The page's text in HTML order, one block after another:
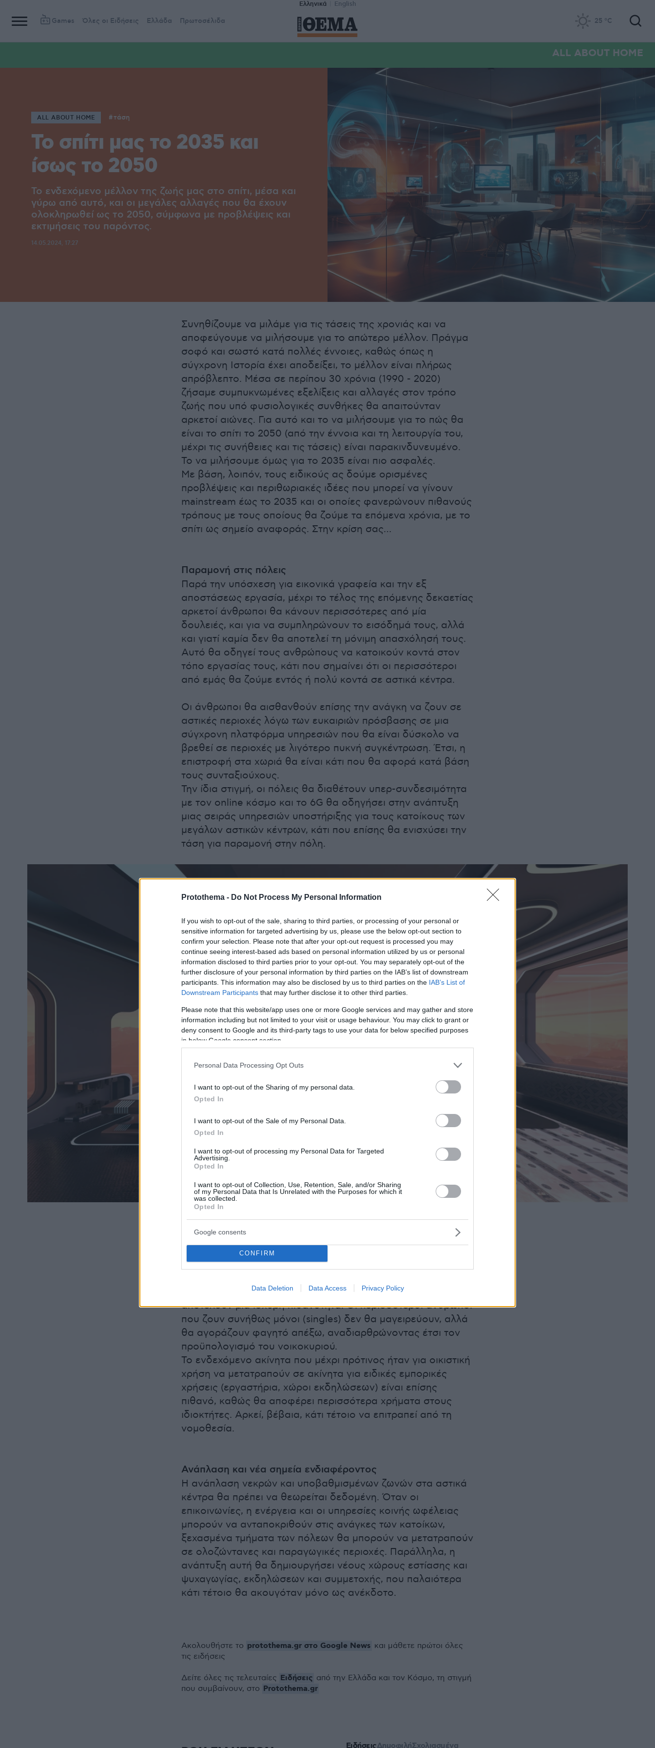
Protothema - Do Not Process My Personal Information
If you wish to opt-out of the sale, sharing to third parties, or processing of your personal or
sensitive information for targeted advertising by us, please use the below opt-out section to
confirm your selection. Please note that after your opt-out request is processed you may
continue seeing interest-based ads based on personal information utilized by us or personal
information disclosed to third parties prior to your opt-out. You may separately opt-out of the
further disclosure of your personal information by third parties on the IAB’s list of downstream
participants. This information may also be disclosed by us to third parties on the IAB’s List of
Downstream Participants that may further disclose it to other third parties.
Please note that this website/app uses one or more Google services and may gather and store
information including but not limited to your visit or usage behaviour. You may click to grant or
deny consent to Google and its third-party tags to use your data for below specified purposes
in below Google consent section.
Personal Data Processing Opt Outs
I want to opt-out of the Sharing of my personal data.
Opted In
I want to opt-out of the Sale of my Personal Data.
Opted In
I want to opt-out of processing my Personal Data for Targeted
Advertising.
Opted In
I want to opt-out of Collection, Use, Retention, Sale, and/or Sharing
of my Personal Data that Is Unrelated with the Purposes for which it
was collected.
Opted In
Google consents
CONFIRM
Data Deletion Data Access Privacy Policy
Ελληνικά English
Games Όλες οι Ειδήσεις Ελλάδα Πρωτοσέλιδα 25 °C
ALL ABOUT HOME
ALL ABOUT HOME τάση
Το σπίτι μας το 2035 και
ίσως το 2050
Το ενδεχόμενο μέλλον της ζωής μας στο σπίτι, μέσα και
γύρω από αυτό, και οι μεγάλες αλλαγές που θα έχουν
ολοκληρωθεί ως το 2050, σύμφωνα με προβλέψεις και
εκτιμήσεις του παρόντος.
14.05.2024, 17:27
Συνηθίζουμε να μιλάμε για τις τάσεις της χρονιάς και να
αποφεύγουμε να μιλήσουμε για το απώτερο μέλλον. Πράγμα
σοφό και σωστό κατά πολλές έννοιες, καθώς όπως η
σύγχρονη Ιστορία έχει αποδείξει, το μέλλον είναι πλήρως
απρόβλεπτο. Μέσα σε περίπου 30 χρόνια (1990 - 2020)
ζήσαμε συμπυκνωμένες εξελίξεις και αλλαγές στον τρόπο
ζωής που υπό φυσιολογικές συνθήκες θα απαιτούνταν
αρκετοί αιώνες. Για αυτό και το να μιλήσουμε για το πώς θα
είναι το σπίτι το 2050 (από την έννοια και τη λειτουργία του,
μέχρι τις συνήθειες και τις τάσεις) είναι παρακινδυνευμένο.
Το να μιλήσουμε όμως για το 2035 είναι πιο ασφαλές.
Με βάση, λοιπόν, τους ειδικούς ας δούμε ορισμένες
προβλέψεις και περιθωριακές ιδέες που μπορεί να γίνουν
mainstream έως το 2035 και οι οποίες φανερώνουν πιθανούς
τρόπους με τους οποίους θα ζούμε τα επόμενα χρόνια, με το
σπίτι ως σημείο αναφοράς. Στην κρίση σας…
Παραμονή στις πόλεις
Παρά την υπόσχεση για εικονικά γραφεία και την εξ
αποστάσεως εργασία, μέχρι το τέλος της επόμενης δεκαετίας
αρκετοί άνθρωποι θα κάνουν περισσότερες από μία
δουλειές, και για να συμπληρώνουν το εισόδημά τους, αλλά
και γιατί καμία δεν θα αποτελεί τη μόνιμη απασχόλησή τους.
Αυτό θα οδηγεί τους ανθρώπους να κατοικούν κοντά στον
τόπο εργασίας τους, κάτι που σημαίνει ότι οι περισσότεροι
από εμάς θα ζούμε εντός ή πολύ κοντά σε αστικά κέντρα.
Οι άνθρωποι θα αισθανθούν επίσης την ανάγκη να ζουν σε
αστικές περιοχές λόγω των ευκαιριών πρόσβασης σε μια
σύγχρονη πλατφόρμα υπηρεσιών που θα είναι δύσκολο να
βρεθεί σε περιοχές με λιγότερο πυκνή συγκέντρωση. Έτσι, η
επιστροφή στα χωριά θα είναι κάτι που θα αφορά κατά βάση
τους συνταξιούχους.
Την ίδια στιγμή, οι πόλεις θα διαθέτουν υπερ-συνδεσιμότητα
με τον online κόσμο και το 6G θα οδηγήσει στην ανάπτυξη
μιας σειράς υπηρεσιών υποστήριξης για τους κατοίκους των
μεγάλων αστικών κέντρων, κάτι που επίσης θα ενισχύσει την
τάση για παραμονή στην πόλη.
Συγκατοίκηση και εξωστρέφεια
Εναλλακτικές μορφές κατοικίας και κατοίκησης θα
αναζητηθούν ως αντίβαρο των ολοένα ανοδικών τιμών των
ενοικίων και της απόκτησης στέγης. Η συγκατοίκηση, η
υποβάθμιση της κουζίνας ως χώρος προετοιμασίας φαγητού
αποτελούν μια ισχυρή πιθανότητα. Οι περισσότεροι άνθρωποι
που ζουν συνήθως μόνοι (singles) δεν θα μαγειρεύουν, αλλά
θα αγοράζουν φαγητό απέξω, αναδιαρθρώνοντας έτσι τον
προϋπολογισμό του νοικοκυριού.
Το ενδεχόμενο ακίνητα που μέχρι πρότινος ήταν για οικιστική
χρήση να μετατραπούν σε ακίνητα για ειδικές εμπορικές
χρήσεις (εργαστήρια, χώροι εκδηλώσεων) είναι επίσης
πιθανό, καθώς θα αποφέρει περισσότερα χρήματα στους
ιδιοκτήτες. Αρκεί, βέβαια, κάτι τέτοιο να επιτραπεί από τη
νομοθεσία.
Ανάπλαση και νέα σημεία ενδιαφέροντος
Η ανάπλαση νεκρών και υποβαθμισμένων ζωνών στα αστικά
κέντρα θα πρέπει να θεωρείται δεδομένη. Όταν οι
επικοινωνίες, η ενέργεια και οι υπηρεσίες κοινής ωφέλειας
μπορούν να ανταποκριθούν στις ανάγκες των κατοίκων,
ξεχασμένα τμήματα των πόλεων θα μπορούν να μετατραπούν
σε ολοζώντανες και παραγωγικές περιοχές. Παράλληλα, η
ανάπτυξη αυτή θα δημιουργήσει νέους χώρους εστίασης και
ψυχαγωγίας, εκδηλώσεων και συμμετοχής, που παλαιότερα
κάτι τέτοιο θα ακουγόταν μόνο ως ανέκδοτο.
Ακολουθήστε το protothema.gr στο Google News και μάθετε πρώτοι όλες
τις ειδήσεις
Δείτε όλες τις τελευταίες Ειδήσεις από την Ελλάδα και τον Κόσμο, τη στιγμή
που συμβαίνουν, στο Protothema.gr
ΕιδήσειςΔημοφιλήΣχολιασμένα